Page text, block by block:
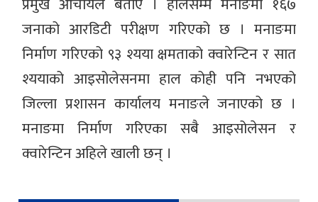
जनाको आरडिटी परीक्षण गरिएको छ । मनाङमा
निर्माण गरिएको ९३ श्यया क्षमताको क्वारेन्टिन र सात
श्ययाको आइसोलेसनमा हाल कोही पनि नभएको
जिल्ला प्रशासन कार्यालय मनाङले जनाएको छ ।
मनाङमा निर्माण गरिएका सबै आइसोलेसन र
क्वारेन्टिन अहिले खाली छन् ।